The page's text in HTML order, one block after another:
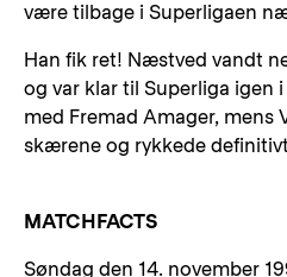
være tilbage i Superligaen
Han fik ret! Næstved vandt
og var klar til Superliga igen
med Fremad Amager, mens
skærene og rykkede
MATCHFACTS
Søndag den 14. november